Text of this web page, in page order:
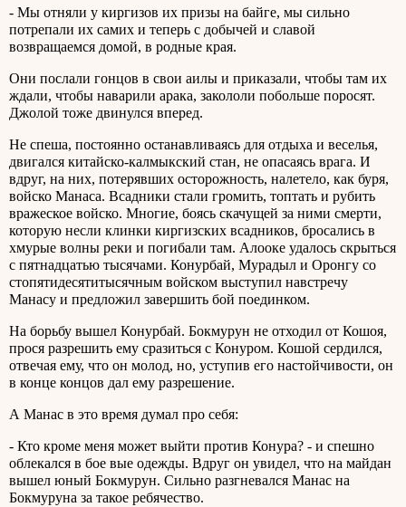
- Мы отняли у киргизов их призы на байге, мы сильно
потрепали их самих и теперь с добычей и славой
возвращаемся домой, в родные края.
Они послали гонцов в свои аилы и приказали, чтобы там их
ждали, чтобы наварили арака, закололи побольше поросят.
Джолой тоже двинулся вперед.
Не спеша, постоянно останавливаясь для отдыха и веселья,
двигался китайско-калмыкский стан, не опасаясь врага. И
вдруг, на них, потерявших осторожность, налетело, как буря,
войско Манаса. Всадники стали громить, топтать и рубить
вражеское войско. Многие, боясь скачущей за ними смерти,
которую несли клинки киргизских всадников, бросались в
хмурые волны реки и погибали там. Алооке удалось скрыться
с пятнадцатью тысячами. Конурбай, Мурадыл и Оронгу со
стопятидесятитысячным войском выступил навстречу
Манасу и предложил завершить бой поединком.
На борьбу вышел Конурбай. Бокмурун не отходил от Кошоя,
прося разрешить ему сразиться с Конуром. Кошой сердился,
отвечая ему, что он молод, но, уступив его настойчивости, он
в конце концов дал ему разрешение.
А Манас в это время думал про себя:
- Кто кроме меня может выйти против Конура? - и спешно
облекался в бое вые одежды. Вдруг он увидел, что на майдан
вышел юный Бокмурун. Сильно разгневался Манас на
Бокмуруна за такое ребячество.